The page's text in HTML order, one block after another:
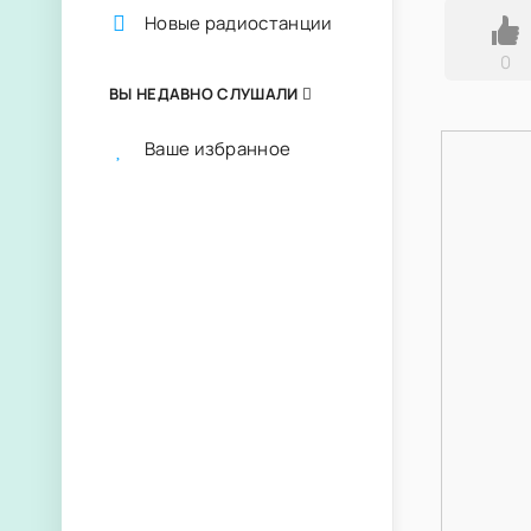
0
Новые радиостанции
ВЫ НЕДАВНО СЛУШАЛИ
Ваше избранное